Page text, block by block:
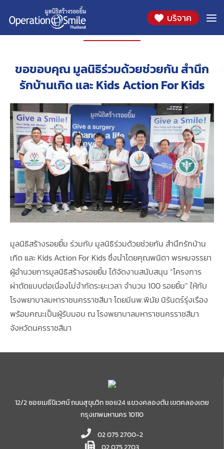
บริจาค
โครงการ
ขอขอบคุณ มูลนิธิร่วมด้วยช่วยกัน สำนึก
รักบ้านเกิด และ Kids Action For Kids
มูลนิธิสร้างรอยยิ้ม ร่วมกับ มูลนิธิร่วมด้วยช่วยกัน สำนึกรักบ้าน
เกิด และ Kids Action For Kids ซึ่งนำโดยคุณพนิดา พรหมจรรยา
ผู้อำนวยการมูลนิธิสร้างรอยยิ้ม ได้จัดงานสนับสนุน “โครงการ
ผ่าตัดแบบต่อเนื่องไม่จำกัดระยะเวลา จำนวน 100 รอยยิ้ม” ให้กับ
โรงพยาบาลมหาราชนครราชสีมา โดยมีนพ.พินัย นิรันดร์รุ่งเรือง
พร้อมคณะเป็นผู้รับมอบ ณ โรงพยาบาลมหาราชนครราชสีมา
จังหวัดนครราชสีมา
12/2 ซอยเมธีนิเวศน์ ถนนสุขุมวิท ซอย24 แขวงคลองตัน เขตคลองเตย
กรุงเทพมหานคร 10110
02 075 2700-2